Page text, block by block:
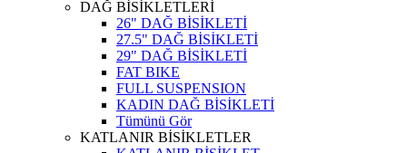
DAĞ BİSİKLETLERİ
26" DAĞ BİSİKLETİ
27.5" DAĞ BİSİKLETİ
29" DAĞ BİSİKLETİ
FAT BIKE
FULL SUSPENSION
KADIN DAĞ BİSİKLETİ
Tümünü Gör
KATLANIR BİSİKLETLER